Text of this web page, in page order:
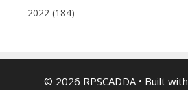
2022 (184)
© 2026 RPSCADDA• Built with